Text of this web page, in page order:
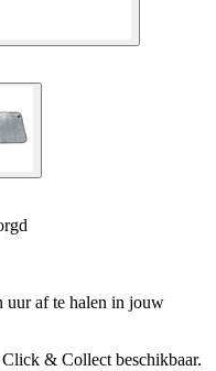
uur af te halen in jouw
& Collect beschikbaar.